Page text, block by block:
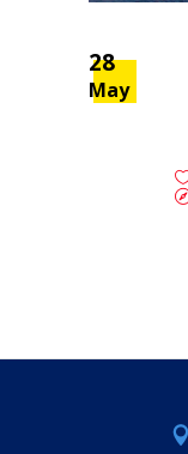
28
May